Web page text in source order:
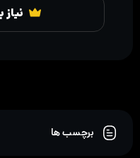
برچسب ها